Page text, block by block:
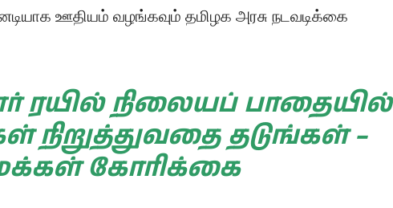
ஊதியம் வழங்கவும் தமிழக அரசு நடவடிக்கை
ரயில் நிலையப் பாதையில்
நிறுத்துவதை தடுங்கள் –
கோரிக்கை